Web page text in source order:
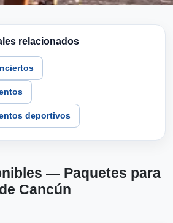
relacionados
deportivos
— Paquetes para
Cancún